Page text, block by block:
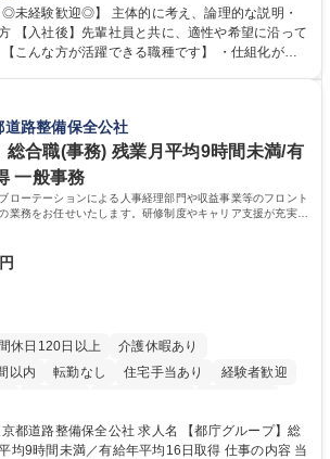
が安心して長く成果を
ために、毎日のメンテナンスや維持管理に加え、
に行っていただき、会社全体を巻き込み課題解決
で、多様なキャリアパスを描くことも可能です。
歓迎◎/リモート可/世界で唯一の事業/福利厚生◎/
未経験歓迎◎】 主体的に考え、論理的な説明・
【入社後】先輩社員と共に、適性や希望に沿って
に興味関心がある 【魅力】■自己啓発支援：資格
の80%（年間25万円まで）を補助 ■住宅手当：家
学歴：大学院 大学 語学
路整備保全公社
総合職(事務) 残業月平均9時間未満/有
一般事務
ローテーションによる人事経理部門や収益事業等のフロント
業務をお任せいたします。研修制度やキャリア支援が充実し
休日120日以上
介護休暇あり
以内
転勤なし 住宅手当あり
経験者歓迎
得手当あり 食事補助あり
全公社 求人名 【都庁グループ】総
間未満／有給年平均16日取得 仕事の内容 当